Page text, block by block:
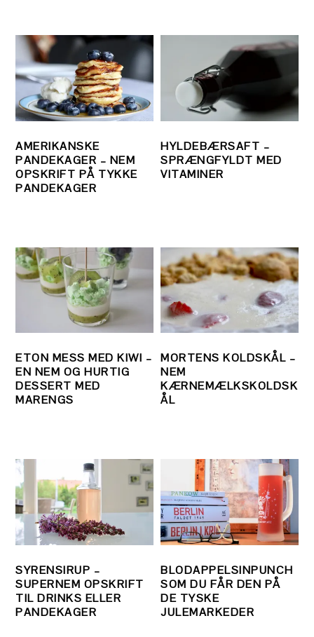
AMERIKANSKE
PANDEKAGER – NEM
OPSKRIFT PÅ TYKKE
PANDEKAGER
HYLDEBÆRSAFT –
SPRÆNGFYLDT MED
VITAMINER
ETON MESS MED KIWI –
EN NEM OG HURTIG
DESSERT MED
MARENGS
MORTENS KOLDSKÅL –
NEM
KÆRNEMÆLKSKOLDSK
ÅL
SYRENSIRUP –
SUPERNEM OPSKRIFT
TIL DRINKS ELLER
PANDEKAGER
BLODAPPELSINPUNCH
SOM DU FÅR DEN PÅ
DE TYSKE
JULEMARKEDER